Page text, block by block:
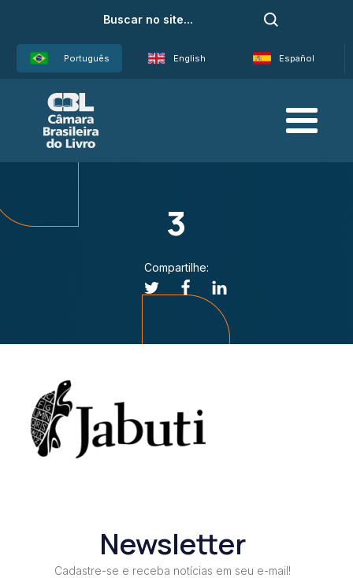
Português English Español
3
Compartilhe:
Newsletter
Cadastre-se e receba notícias em seu e-mail!